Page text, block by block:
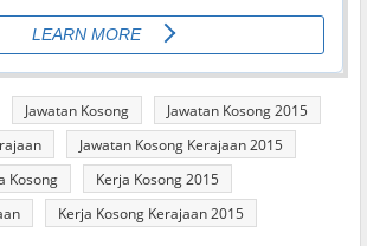
Jawatan Kosong
Jawatan Kosong 2015
Jawatan Kosong Kerajaan 2015
Kosong
Kerja Kosong 2015
Kerja Kosong Kerajaan 2015